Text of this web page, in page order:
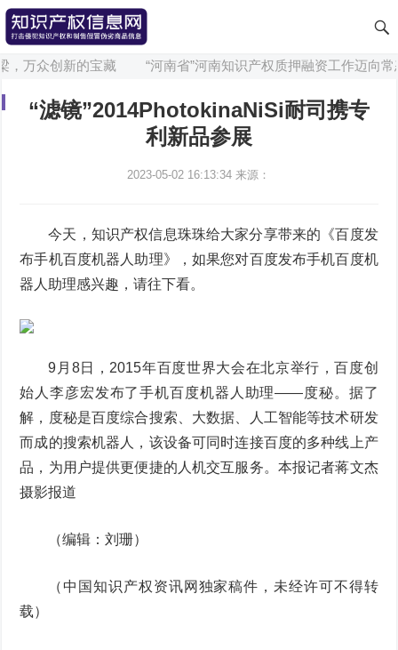
万众创新的宝藏 “河南省”河南知识产权质押融资工作迈向常
“滤镜”2014PhotokinaNiSi耐司携专
利新品参展
2023-05-02 16:13:34 来源：
今天，知识产权信息珠珠给大家分享带来的《百度发
布手机百度机器人助理》，如果您对百度发布手机百度机
器人助理感兴趣，请往下看。
9月8日，2015年百度世界大会在北京举行，百度创
始人李彦宏发布了手机百度机器人助理——度秘。据了
解，度秘是百度综合搜索、大数据、人工智能等技术研发
而成的搜索机器人，该设备可同时连接百度的多种线上产
品，为用户提供更便捷的人机交互服务。本报记者蒋文杰
摄影报道
（编辑：刘珊）
（中国知识产权资讯网独家稿件，未经许可不得转
载）